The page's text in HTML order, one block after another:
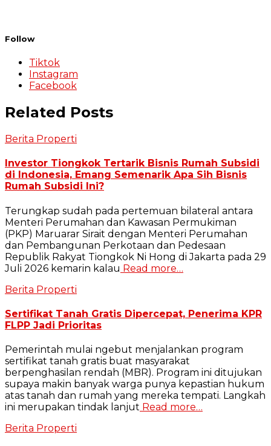
Follow
Tiktok
Instagram
Facebook
Related Posts
Berita Properti
Investor Tiongkok Tertarik Bisnis Rumah Subsidi
di Indonesia, Emang Semenarik Apa Sih Bisnis
Rumah Subsidi Ini?
Terungkap sudah pada pertemuan bilateral antara
Menteri Perumahan dan Kawasan Permukiman
(PKP) Maruarar Sirait dengan Menteri Perumahan
dan Pembangunan Perkotaan dan Pedesaan
Republik Rakyat Tiongkok Ni Hong di Jakarta pada 29
Juli 2026 kemarin kalau Read more…
Berita Properti
Sertifikat Tanah Gratis Dipercepat, Penerima KPR
FLPP Jadi Prioritas
Pemerintah mulai ngebut menjalankan program
sertifikat tanah gratis buat masyarakat
berpenghasilan rendah (MBR). Program ini ditujukan
supaya makin banyak warga punya kepastian hukum
atas tanah dan rumah yang mereka tempati. Langkah
ini merupakan tindak lanjut Read more…
Berita Properti